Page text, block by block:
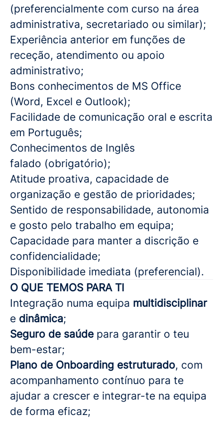
(preferencialmente com curso na área
administrativa, secretariado ou similar);
Experiência anterior em funções de
receção, atendimento ou apoio
administrativo;
Bons conhecimentos de MS Office
(Word, Excel e Outlook);
Facilidade de comunicação oral e escrita
em Português;
Conhecimentos de Inglês
falado (obrigatório);
Atitude proativa, capacidade de
organização e gestão de prioridades;
Sentido de responsabilidade, autonomia
e gosto pelo trabalho em equipa;
Capacidade para manter a discrição e
confidencialidade;
Disponibilidade imediata (preferencial).
O QUE TEMOS PARA TI
Integração numa equipa multidisciplinar
e dinâmica;
Seguro de saúde para garantir o teu
bem-estar;
Plano de Onboarding estruturado, com
acompanhamento contínuo para te
ajudar a crescer e integrar-te na equipa
de forma eficaz;